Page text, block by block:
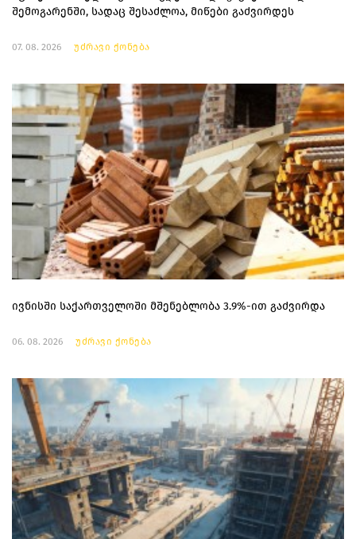
შემოგარენში, სადაც შესაძლოა, მიწები გაძვირდეს
07. 08. 2026 უძრავი ქონება
ივნისში საქართველოში მშენებლობა 3.9%-ით გაძვირდა
06. 08. 2026 უძრავი ქონება